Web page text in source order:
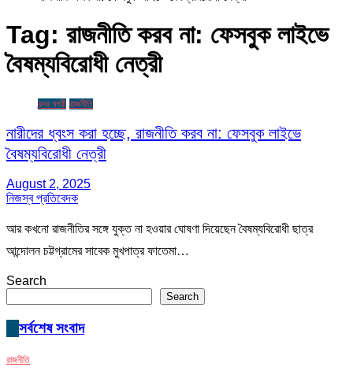
Tag: রাজনীতি করব না: ফেসবুক লাইভে
বৈষম্যবিরোধী নেত্রী
বন্দর নগরী রাজনীতি
নারীদের ধ্বংস করা হচ্ছে, রাজনীতি করব না: ফেসবুক লাইভে
বৈষম্যবিরোধী নেত্রী
August 2, 2025
নিজস্ব প্রতিবেদক
আর কখনো রাজনীতির সঙ্গে যুক্ত না হওয়ার ঘোষণা দিয়েছেন বৈষম্যবিরোধী ছাত্র
আন্দোলন চট্টগ্রামের সাবেক মুখপাত্র ফাতেমা…
Search
Search
সর্বশেষ সংবাদ
রাজনীতি